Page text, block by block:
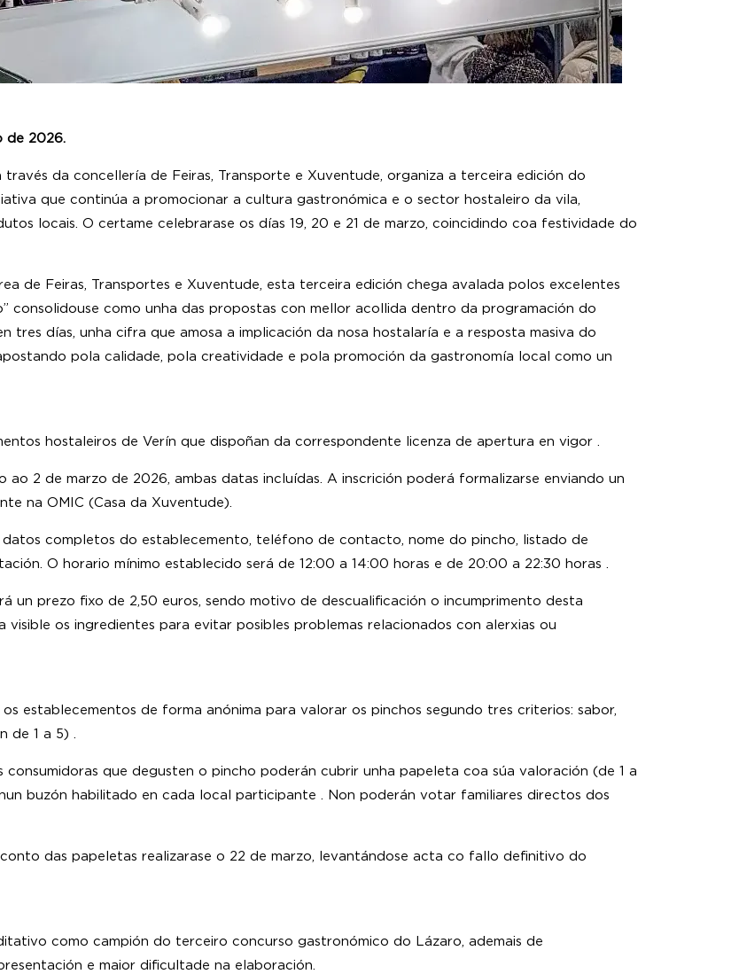
de 2026.
da concellería de Feiras, Transporte e Xuventude, organiza a terceira edición do
que continúa a promocionar a cultura gastronómica e o sector hostaleiro da vila,
locais. O certame celebrarase os días 19, 20 e 21 de marzo, coincidindo coa festividade do
de Feiras, Transportes e Xuventude, esta terceira edición chega avalada polos excelentes
consolidouse como unha das propostas con mellor acollida dentro da programación do
tres días, unha cifra que amosa a implicación da nosa hostalaría e a resposta masiva do
pola calidade, pola creatividade e pola promoción da gastronomía local como un
hostaleiros de Verín que dispoñan da correspondente licenza de apertura en vigor .
2 de marzo de 2026, ambas datas incluídas. A inscrición poderá formalizarse enviando un
na OMIC (Casa da Xuventude).
completos do establecemento, teléfono de contacto, nome do pincho, listado de
O horario mínimo establecido será de 12:00 a 14:00 horas e de 20:00 a 22:30 horas .
un prezo fixo de 2,50 euros, sendo motivo de descualificación o incumprimento desta
os ingredientes para evitar posibles problemas relacionados con alerxias ou
establecementos de forma anónima para valorar os pinchos segundo tres criterios: sabor,
de 1 a 5) .
que degusten o pincho poderán cubrir unha papeleta coa súa valoración (de 1 a
buzón habilitado en cada local participante . Non poderán votar familiares directos dos
das papeletas realizarase o 22 de marzo, levantándose acta co fallo definitivo do
como campión do terceiro concurso gastronómico do Lázaro, ademais de
e maior dificultade na elaboración.